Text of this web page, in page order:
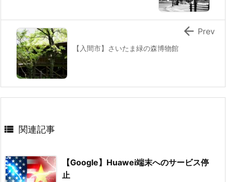
【入間市】さいたま緑の森博物館
 Prev
 関連記事
【Google】Huawei端末へのサービス停
止